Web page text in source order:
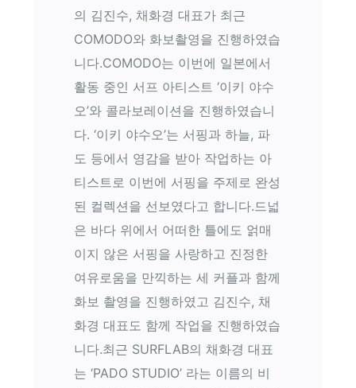
의 김진수, 채화경 대표가 최근
COMODO와 화보촬영을 진행하였습
니다.COMODO는 이번에 일본에서
활동 중인 서프 아티스트 ‘이키 야수
오’와 콜라보레이션을 진행하였습니
다. ‘이키 야수오’는 서핑과 하늘, 파
도 등에서 영감을 받아 작업하는 아
티스트로 이번에 서핑을 주제로 완성
된 컬렉션을 선보였다고 합니다.드넓
은 바다 위에서 어떠한 틀에도 얽매
이지 않은 서핑을 사랑하고 진정한
여유로움을 만끽하는 세 커플과 함께
화보 촬영을 진행하였고 김진수, 채
화경 대표도 함께 작업을 진행하였습
니다.최근 SURFLAB의 채화경 대표
는 ‘PADO STUDIO’ 라는 이름의 비